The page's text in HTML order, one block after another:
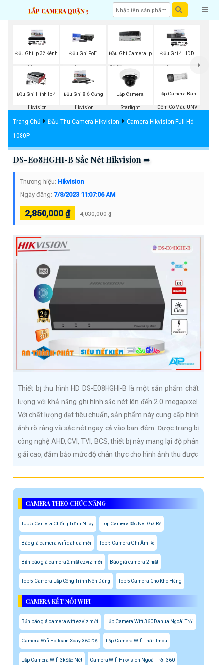
LẮP CAMERA QUẬN 5
Đầu Ghi Ip 32 Kênh
Hikvision
Đầu Ghi PoE
Kbvision
Đầu Ghi Camera Ip
16 Kênh Hikvision
Đầu Ghi 4 HDD
Hikvision
Đầu Ghi Hình Ip 4
Hikvision
Đầu Ghi 8 Ổ Cưng
Hikvision
Lắp Camera
Starlight
Lắp Camera Ban
Đêm Có Màu UNV
Trang Chủ Đầu Thu Camera Hikvision
Camera Hikvision Full Hd
1080P
DS-E08HGHI-B Sắc Nét Hikvision ➠
Thương hiệu: Hikvision
Ngày đăng: 7/8/2023 11:07:06 AM
2,850,000 ₫ 4,030,000 ₫
Thiết bị thu hình HD DS-E08HGHI-B là một sản phẩm chất
lượng với khả năng ghi hình sắc nét lên đến 2.0 megapixel.
Với chất lượng đạt tiêu chuẩn, sản phẩm này cung cấp hình
ảnh rõ ràng và sắc nét ngay cả vào ban đêm. Được trang bị
công nghệ AHD, CVI, TVI, BCS, thiết bị này mang lại độ phân
giải cao, đảm bảo mức độ chân thực cho hình ảnh thu được
CAMERA THEO CHỨC NĂNG
Top 5 Camera Chống Trộm Nhạy Top Camera Sắc Nét Giá Rẻ
Báo giá camera wifi dahua mới Top 5 Camera Ghi Âm Rõ
Bản báo giá camera 2 mắt ezviz mới Báo giá camera 2 mắt
Top 5 Camera Lắp Công Trình Nên Dùng Top 5 Camera Cho Kho Hàng
CAMERA KẾT NỐI WIFI
Bản báo giá camera wifi ezviz mới Lắp Camera Wifi 360 Dahua Ngoài Trời
Camera Wifi Ebitcam Xoay 360 Độ Lắp Camera Wifi Thân Imou
Lắp Camera Wifi 3k Sắc Nét Camera Wifi Hikvision Ngoài Trời 360